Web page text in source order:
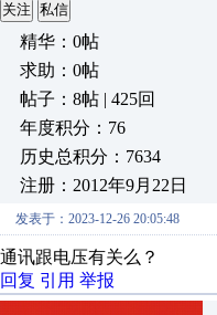
关注 私信
精华：0帖
求助：0帖
帖子：8帖 | 425回
年度积分：76
历史总积分：7634
注册：2012年9月22日
发表于：2023-12-26 20:05:48
通讯跟电压有关么？
回复 引用 举报